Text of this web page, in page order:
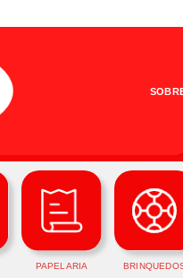
PAPELARIA